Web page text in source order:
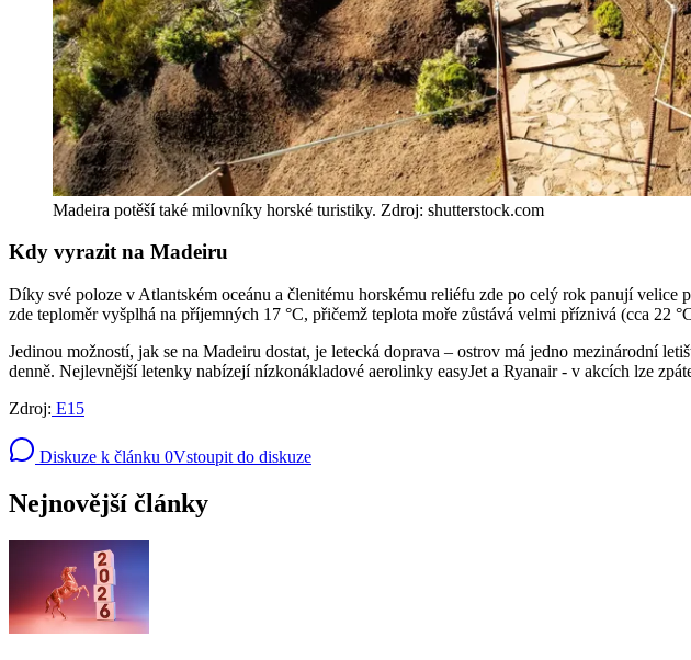
Madeira potěší také milovníky horské turistiky. Zdroj: shutterstock.com
Kdy vyrazit na Madeiru
Díky své poloze v Atlantském oceánu a členitému horskému reliéfu zde po celý rok panují
zde teploměr vyšplhá na příjemných 17 °C, přičemž teplota moře zůstává velmi příznivá (cca 22
Jedinou možností, jak se na Madeiru dostat, je letecká doprava – ostrov má jedno mezinárodní
denně. Nejlevnější letenky nabízejí nízkonákladové aerolinky easyJet a Ryanair - v akcích lze
Zdroj: E15
Diskuze k článku 0Vstoupit do diskuze
Nejnovější články